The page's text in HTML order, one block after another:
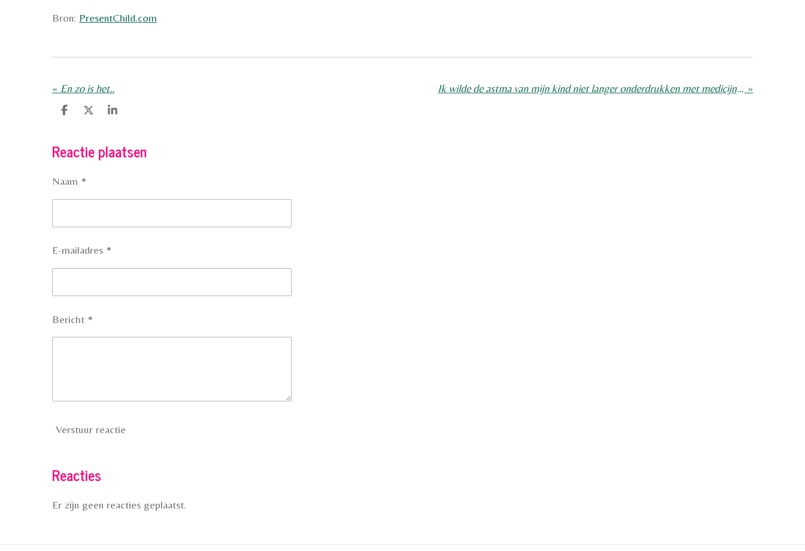
Bron: PresentChild.com
« En zo is het.. Ik wilde de astma van mijn kind niet langer onderdrukken met medicijnen »
D
e
n
D
S
r
e
Reactie plaatsen
Naam *
E-mailadres *
Bericht *
Verstuur reactie
Reacties
Er zijn geen reacties geplaatst.